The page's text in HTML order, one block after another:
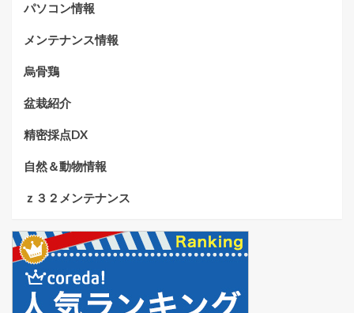
パソコン情報
メンテナンス情報
烏骨鶏
盆栽紹介
精密採点DX
自然＆動物情報
ｚ３２メンテナンス